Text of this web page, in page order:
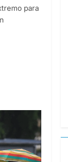
para